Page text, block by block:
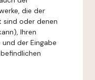
die der
oder denen
Ihren
der Eingabe